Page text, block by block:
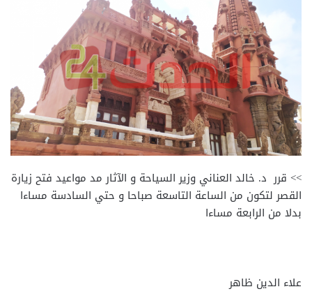
>> قرر د. خالد العناني وزير السياحة و الآثار مد مواعيد فتح زيارة
القصر لتكون من الساعة التاسعة صباحا و حتي السادسة مساءا
بدلا من الرابعة مساءا
علاء الدين ظاهر